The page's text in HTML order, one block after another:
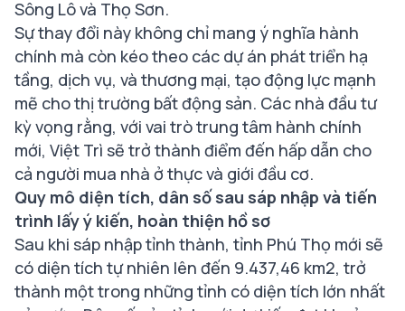
Sông Lô và Thọ Sơn.
Sự thay đổi này không chỉ mang ý nghĩa hành
chính mà còn kéo theo các dự án phát triển hạ
tầng, dịch vụ, và thương mại, tạo động lực mạnh
mẽ cho thị trường bất động sản. Các nhà đầu tư
kỳ vọng rằng, với vai trò trung tâm hành chính
mới, Việt Trì sẽ trở thành điểm đến hấp dẫn cho
cả người mua nhà ở thực và giới đầu cơ.
Quy mô diện tích, dân số sau sáp nhập và tiến
trình lấy ý kiến, hoàn thiện hồ sơ
Sau khi sáp nhập tỉnh thành, tỉnh Phú Thọ mới sẽ
có diện tích tự nhiên lên đến 9.437,46 km2, trở
thành một trong những tỉnh có diện tích lớn nhất